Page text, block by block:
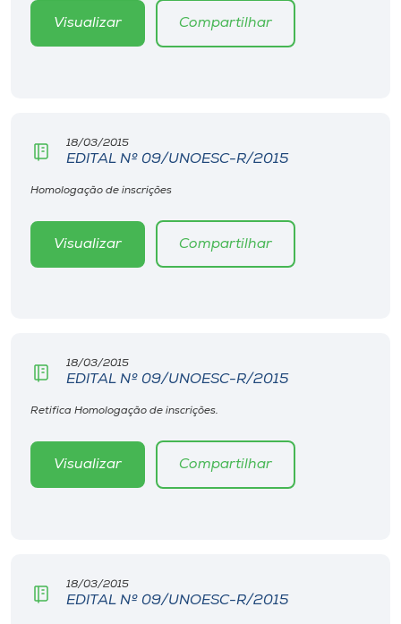
Editora
Unoesc
Store
Visualizar Compartilhar
18/03/2015
EDITAL Nº 09/UNOESC-R/2015
Homologação de inscrições
Visualizar Compartilhar
18/03/2015
EDITAL Nº 09/UNOESC-R/2015
Retifica Homologação de inscrições.
Visualizar Compartilhar
18/03/2015
EDITAL Nº 09/UNOESC-R/2015